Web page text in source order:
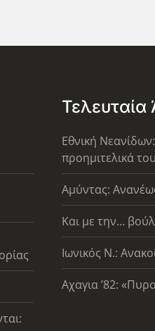
Εθνική
προημιτελικά
Αμύντας:
Και με την…
Ιωνικός Ν.:
Αχαγια ’82: